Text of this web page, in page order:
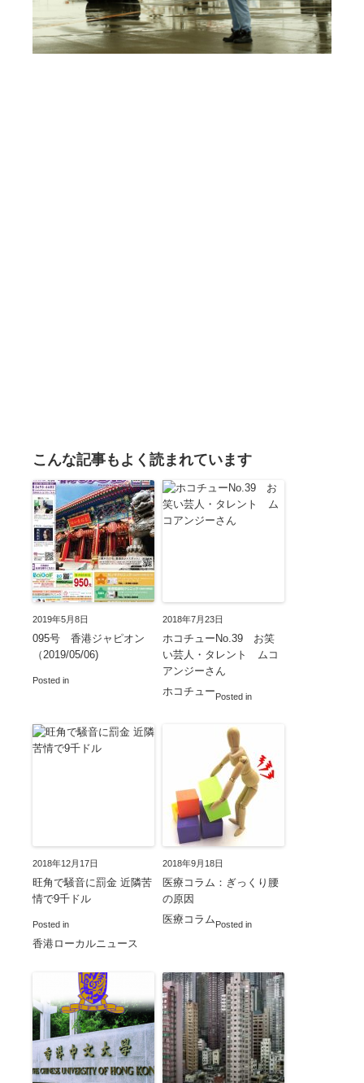
こんな記事もよく読まれています
2019年5月8日
095号 香港ジャピオン
（2019/05/06)
Posted in
2018年7月23日
ホコチューNo.39 お笑
い芸人・タレント ムコ
アンジーさん
Posted in
ホコチュー
2018年12月17日
旺角で騒音に罰金 近隣苦
情で9千ドル
Posted in
香港ローカルニュース
2018年9月18日
医療コラム：ぎっくり腰
の原因
Posted in
医療コラム